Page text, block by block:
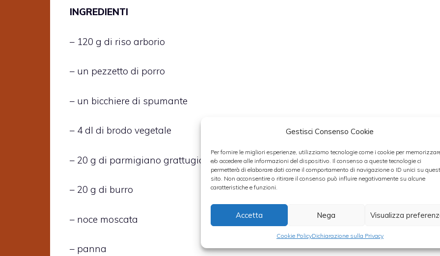
Gestisci Consenso Cookie
Per fornire le migliori esperienze, utilizziamo tecnologie come i cookie per
e/o accedere alle informazioni del dispositivo. Il consenso a queste tecnologie ci
permetterà di elaborare dati come il comportamento di navigazione o ID unici su
sito. Non acconsentire o ritirare il consenso può influire negativamente su alcune
caratteristiche e funzioni.
Accetta Nega Visualizza
Cookie PolicyDichiarazione sulla Privacy
INGREDIENTI
– 120 g di riso arborio
– un pezzetto di porro
– un bicchiere di spumante
– 4 dl di brodo vegetale
– 20 g di parmigiano grattugiato
– 20 g di burro
– noce moscata
– panna